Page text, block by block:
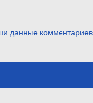
данные комментариев